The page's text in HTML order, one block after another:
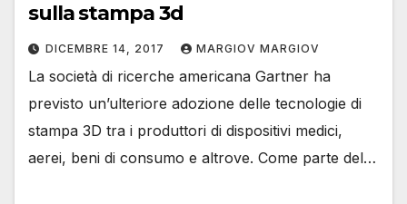
sulla stampa 3d
DICEMBRE 14, 2017 MARGIOV MARGIOV
La società di ricerche americana Gartner ha
previsto un’ulteriore adozione delle tecnologie di
stampa 3D tra i produttori di dispositivi medici,
aerei, beni di consumo e altrove. Come parte del…